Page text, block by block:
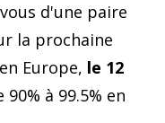
d'une paire
la prochaine
Europe, le 12
90% à 99.5% en